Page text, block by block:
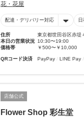
花・花屋
配達・デリバリー対応
住所
東京都世田谷区赤堤
本日の営業状況 10:30〜19:00
価格帯
￥500〜￥10,000
QRコード決済 PayPay LINE Pay
店舗公式
Flower Shop 彩生堂